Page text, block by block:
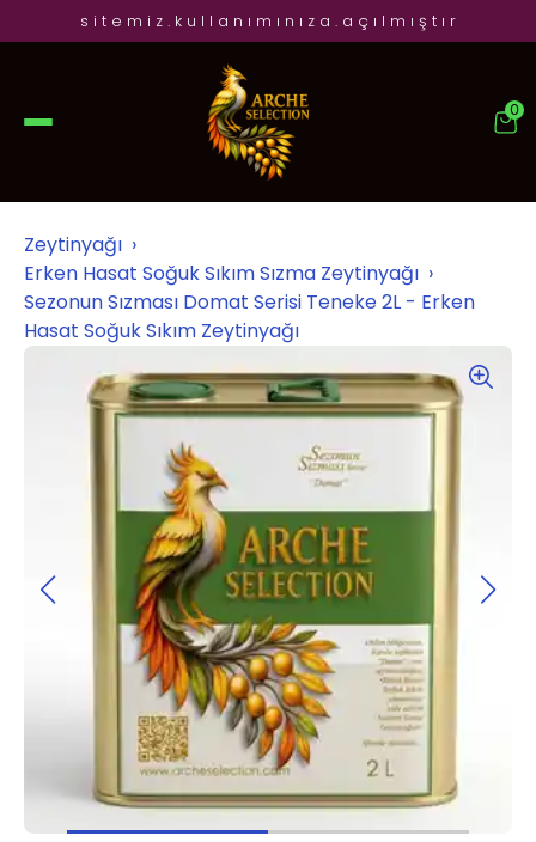
s i t e m i z . k u l l a n ı m ı n ı z a . a ç ı l m ı ş t ı r
0
Zeytinyağı
Erken Hasat Soğuk Sıkım Sızma Zeytinyağı
Sezonun Sızması Domat Serisi Teneke 2L - Erken
Hasat Soğuk Sıkım Zeytinyağı